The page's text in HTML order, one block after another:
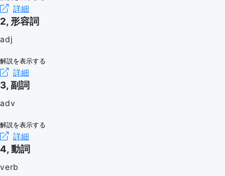
詳細
2, 形容詞
adj
解説を表示する
詳細
3, 副詞
adv
解説を表示する
詳細
4, 動詞
verb